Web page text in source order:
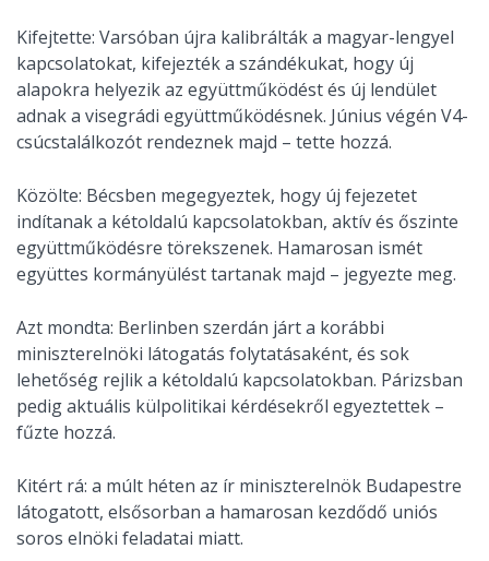
Kifejtette: Varsóban újra kalibrálták a magyar-lengyel
kapcsolatokat, kifejezték a szándékukat, hogy új
alapokra helyezik az együttműködést és új lendület
adnak a visegrádi együttműködésnek. Június végén V4-
csúcstalálkozót rendeznek majd – tette hozzá.
Közölte: Bécsben megegyeztek, hogy új fejezetet
indítanak a kétoldalú kapcsolatokban, aktív és őszinte
együttműködésre törekszenek. Hamarosan ismét
együttes kormányülést tartanak majd – jegyezte meg.
Azt mondta: Berlinben szerdán járt a korábbi
miniszterelnöki látogatás folytatásaként, és sok
lehetőség rejlik a kétoldalú kapcsolatokban. Párizsban
pedig aktuális külpolitikai kérdésekről egyeztettek –
fűzte hozzá.
Kitért rá: a múlt héten az ír miniszterelnök Budapestre
látogatott, elsősorban a hamarosan kezdődő uniós
soros elnöki feladatai miatt.